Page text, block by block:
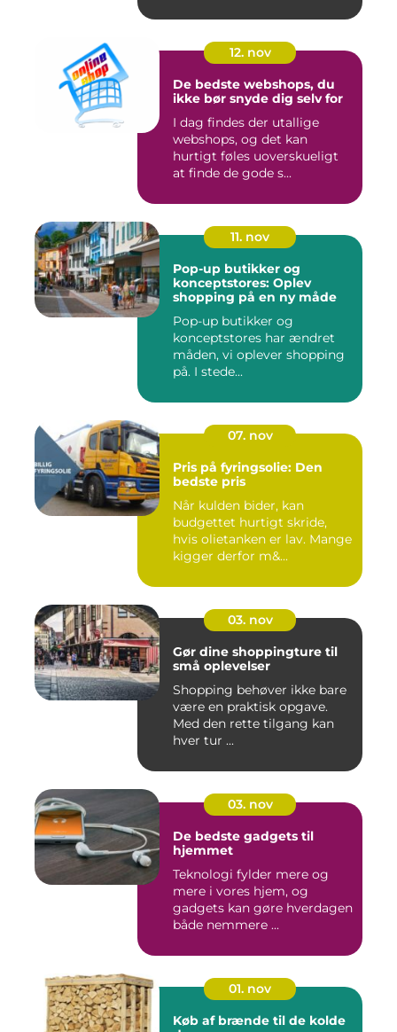
12. nov
De bedste webshops, du
ikke bør snyde dig selv for
I dag findes der utallige
webshops, og det kan
hurtigt føles uoverskueligt
at finde de gode s...
11. nov
Pop-up butikker og
konceptstores: Oplev
shopping på en ny måde
Pop-up butikker og
konceptstores har ændret
måden, vi oplever shopping
på. I stede...
07. nov
Pris på fyringsolie: Den
bedste pris
Når kulden bider, kan
budgettet hurtigt skride,
hvis olietanken er lav. Mange
kigger derfor m&...
03. nov
Gør dine shoppingture til
små oplevelser
Shopping behøver ikke bare
være en praktisk opgave.
Med den rette tilgang kan
hver tur ...
03. nov
De bedste gadgets til
hjemmet
Teknologi fylder mere og
mere i vores hjem, og
gadgets kan gøre hverdagen
både nemmere ...
01. nov
Køb af brænde til de kolde